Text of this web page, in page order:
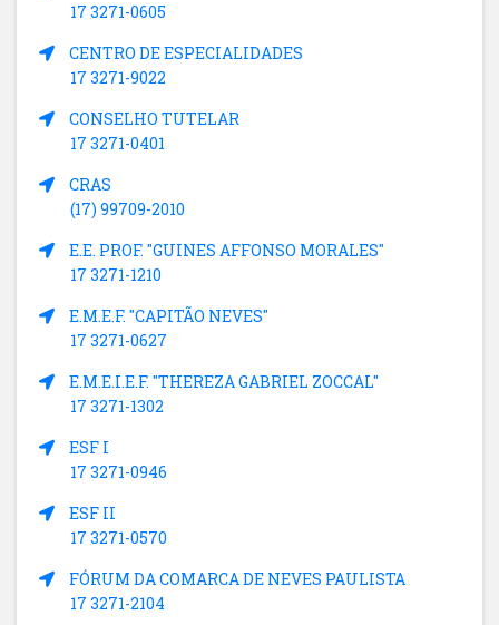
17 3271-0605
CENTRO DE ESPECIALIDADES
17 3271-9022
CONSELHO TUTELAR
17 3271-0401
CRAS
(17) 99709-2010
E.E. PROF. "GUINES AFFONSO MORALES"
17 3271-1210
E.M.E.F. "CAPITÃO NEVES"
17 3271-0627
E.M.E.I.E.F. "THEREZA GABRIEL ZOCCAL"
17 3271-1302
ESF I
17 3271-0946
ESF II
17 3271-0570
FÓRUM DA COMARCA DE NEVES PAULISTA
17 3271-2104